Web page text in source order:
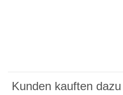
Kunden kauften